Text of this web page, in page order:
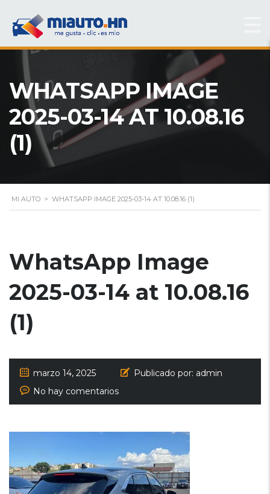
WHATSAPP IMAGE
2025-03-14 AT 10.08.16
(1)
MI AUTO > WHATSAPP IMAGE 2025-03-14 AT 10.08.16 (1)
WhatsApp Image
2025-03-14 at 10.08.16
(1)
marzo 14, 2025 Publicado por: admin
No hay comentarios